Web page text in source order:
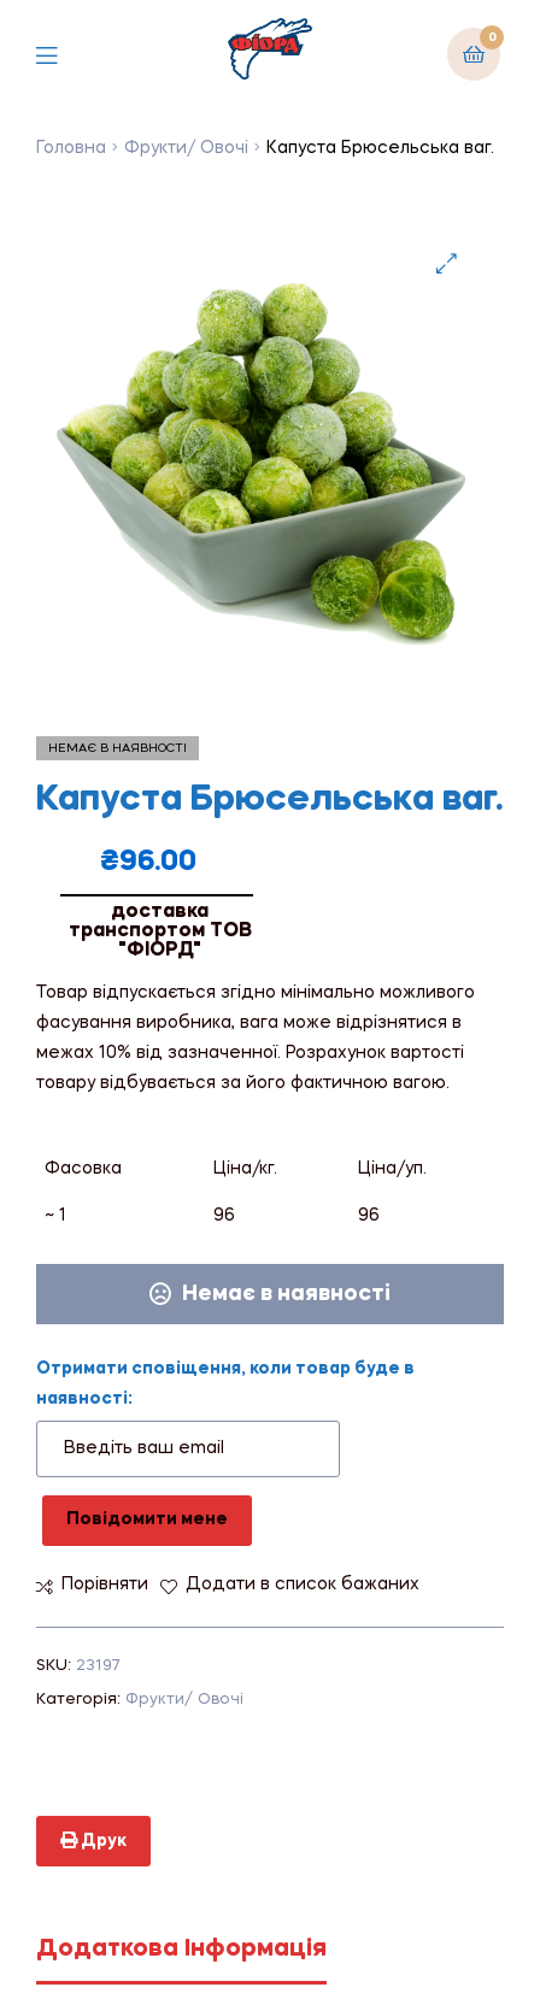
0
Головна Фрукти/ Овочі Капуста Брюсельська ваг.
НЕМАЄ В НАЯВНОСТІ
Капуста Брюсельська ваг.
₴96.00
доставка
транспортом ТОВ
"ФІОРД"
Товар відпускається згідно мінімально можливого
фасування виробника, вага може відрізнятися в
межах 10% від зазначенної. Розрахунок вартості
товару відбувається за його фактичною вагою.
Фасовка Ціна/кг. Ціна/уп.
~ 1 96 96
Немає в наявності
Отримати сповіщення, коли товар буде в
наявності:
Повідомити мене
Порівняти Додати в список бажаних
SKU: 23197
Категорія: Фрукти/ Овочі
Друк
Додаткова Інформація